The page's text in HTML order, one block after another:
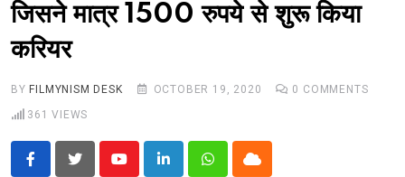
NEWS ABTAK
STARRY SIDES
MORE
जिसने मात्र 1500 रुपये से शुरू किया
करियर
BY FILMYNISM DESK OCTOBER 19, 2020 0 COMMENTS
361 VIEWS
YoutubeLinkedInWhatsappCloud